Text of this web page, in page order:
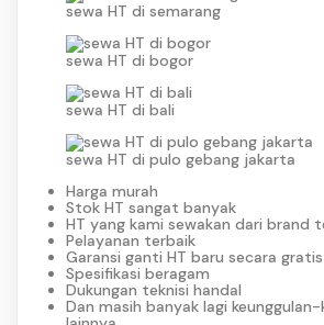
sewa HT di semarang
sewa HT di bogor
sewa HT di bali
sewa HT di pulo gebang jakarta
Harga murah
Stok HT sangat banyak
HT yang kami sewakan dari brand
Pelayanan terbaik
Garansi ganti HT baru secara gratis
Spesifikasi beragam
Dukungan teknisi handal
Dan masih banyak lagi